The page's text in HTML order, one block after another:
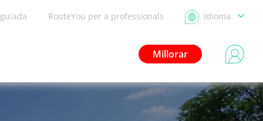
RouteYou per a professionals Idioma
Millorar